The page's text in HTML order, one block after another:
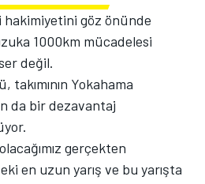
hakimiyetini göz önünde
1000km mücadelesi
değil.
Yokahama
da bir dezavantaj
gerçekten
en uzun yarış ve bu yarışta